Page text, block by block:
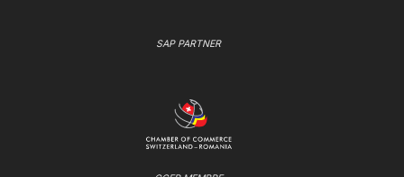
SAP PARTNER